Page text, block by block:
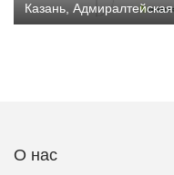
Казань, Адмиралтейская
О нас